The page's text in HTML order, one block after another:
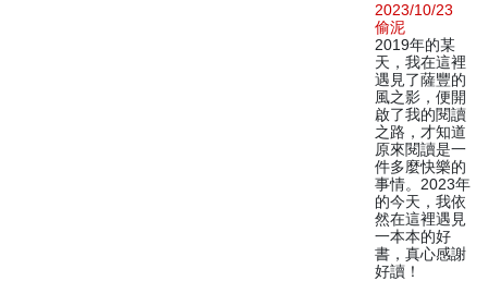
2023/10/23
偷泥
2019年的某
天，我在這裡
遇見了薩豐的
風之影，便開
啟了我的閱讀
之路，才知道
原來閱讀是一
件多麼快樂的
事情。2023年
的今天，我依
然在這裡遇見
一本本的好
書，真心感謝
好讀！